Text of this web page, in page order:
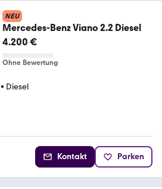
NEU
Mercedes-Benz Viano 2.2 Diesel
4.200 €
Ohne Bewertung
• Diesel
Kontakt Parken